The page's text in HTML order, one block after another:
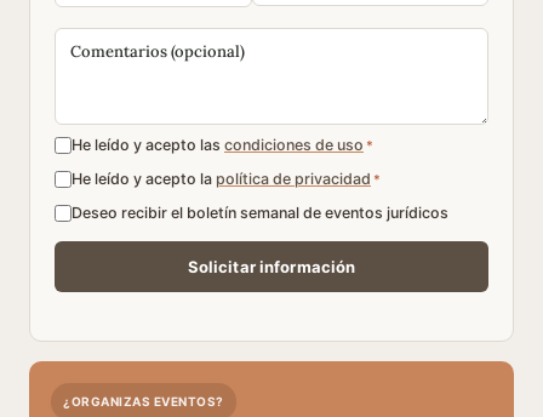
He leído y acepto las condiciones de uso *
He leído y acepto la política de privacidad *
Deseo recibir el boletín semanal de eventos jurídicos
¿ORGANIZAS EVENTOS?